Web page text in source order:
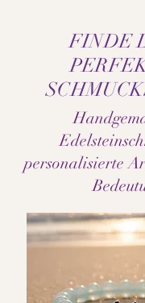
FINDE
personalisierte